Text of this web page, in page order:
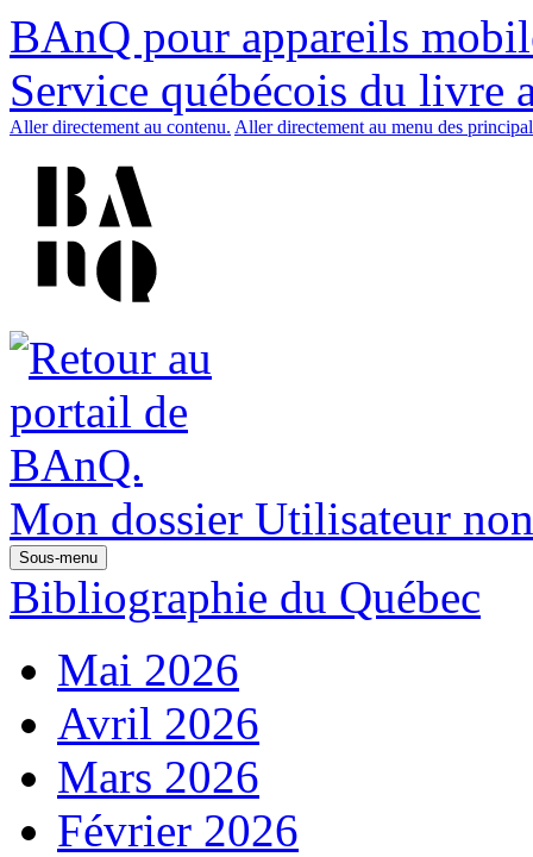
BAnQ pour appareils
Service québécois du livre
Aller directement au contenu. Aller directement au menu des
Mon dossier Utilisateur
Sous-menu
Bibliographie du Québec
Mai 2026
Avril 2026
Mars 2026
Février 2026